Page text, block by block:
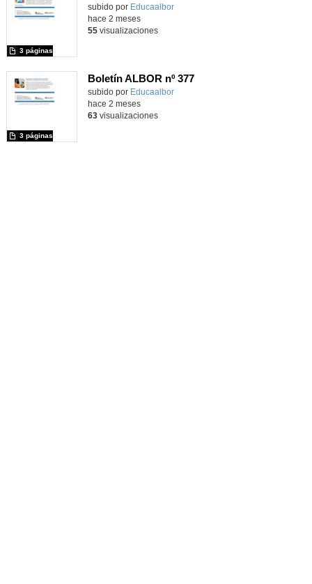
Contenido educativo.
subido por Educaalbor
3 páginas
-
hace 2 meses
55visualizaciones
Boletín ALBOR nº 377
Contenido educativo.
subido por Educaalbor
3 páginas
-
hace 2 meses
63visualizaciones